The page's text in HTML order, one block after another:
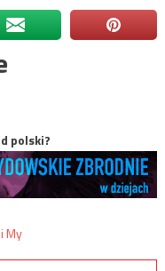
polski?